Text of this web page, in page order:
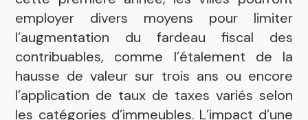
employer divers moyens pour limiter
l’augmentation du fardeau fiscal des
contribuables, comme l’étalement de la
hausse de valeur sur trois ans ou encore
l’application de taux de taxes variés selon
les catégories d’immeubles. L’impact d’une